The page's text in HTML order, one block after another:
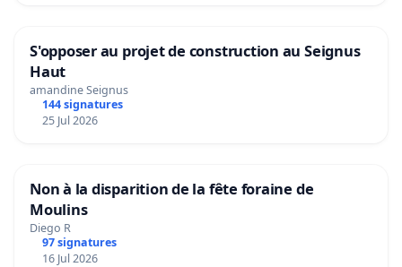
S'opposer au projet de construction au Seignus
Haut
amandine Seignus
144 signatures
25 Jul 2026
Non à la disparition de la fête foraine de
Moulins
Diego R
97 signatures
16 Jul 2026